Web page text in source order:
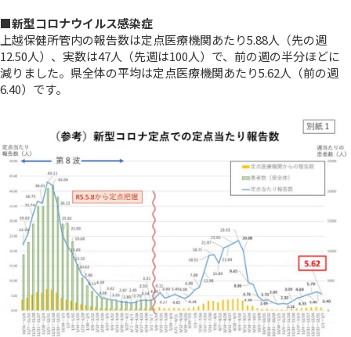
■新型コロナウイルス感染症
上越保健所管内の報告数は定点医療機関あたり5.88人（先の週
12.50人）、実数は47人（先週は100人）で、前の週の半分ほどに
減りました。県全体の平均は定点医療機関あたり5.62人（前の週
6.40）です。